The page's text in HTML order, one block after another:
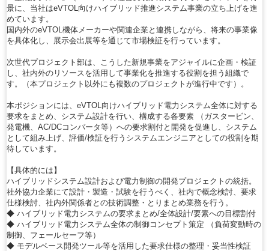
景に、当社はeVTOL向けハイブリッド推進システム事業の立ち上げを進
めています。
国内外のeVTOL機体メーカーや関連企業と連携しながら、将来の事業像
を具体化し、展示会出展等を通じて市場検証を行っています。
次世代プロジェクト部は、こうした新規事業をアジャイルに企画・検証
し、社内外のリソースを活用して事業化を推進する役割を担う組織で
す。（本プロジェクト以外にも複数のプロジェクトが進行中です）。
本ポジションには、eVTOL向けハイブリッド電力システム全体に対する
要求をまとめ、システム設計を行い、構成する各要素 （ガスタービン、
発電機、AC/DCコンバータ等）への要求割付と開発を促進し、システム
として組み上げ、評価/検証を行うシステムエンジニアとしての役割を期
待しています。
【具体的には】
ハイブリッドシステム設計および電力制御の開発プロジェクトの統括。
社外協力企業にて設計・製造・試験を行うべく、社内で概念検討、要求
仕様検討、社内外関係者との技術調整・とりまとめ業務を行う。
◆ ハイブリッド電力システムの要求まとめ/全体設計/要素への目標割付
◆ ハイブリッド電力システム全体の制御コンセプト策定 （負荷変動時の
制御、フェールセーフ等）
◆ モデルベース開発ツール等を活用した要求仕様の整理・妥当性検証